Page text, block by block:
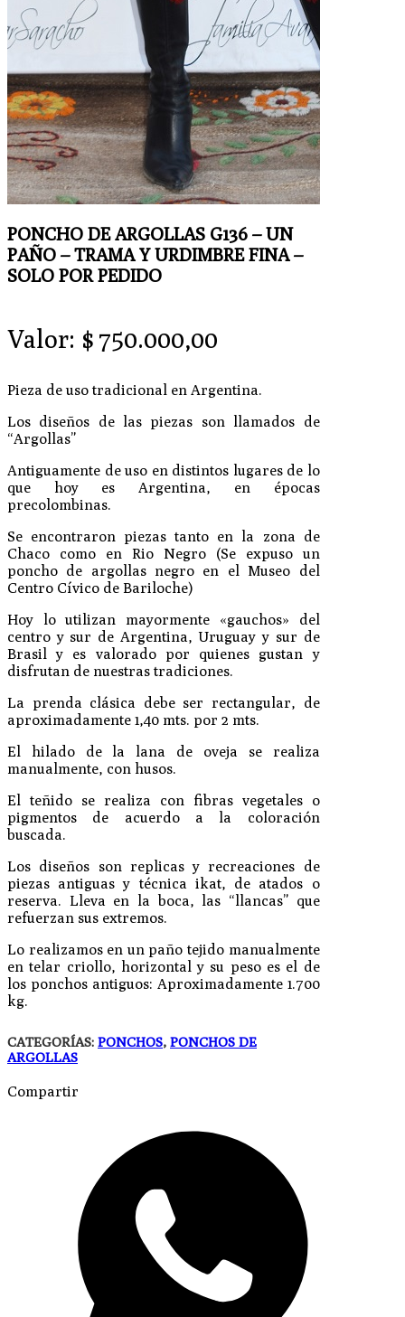
PONCHO DE ARGOLLAS G136 – UN
PAÑO – TRAMA Y URDIMBRE FINA –
SOLO POR PEDIDO
Valor: $ 750.000,00
Pieza de uso tradicional en Argentina.
Los diseños de las piezas son llamados de
“Argollas”
Antiguamente de uso en distintos lugares de lo
que hoy es Argentina, en épocas
precolombinas.
Se encontraron piezas tanto en la zona de
Chaco como en Rio Negro (Se expuso un
poncho de argollas negro en el Museo del
Centro Cívico de Bariloche)
Hoy lo utilizan mayormente «gauchos» del
centro y sur de Argentina, Uruguay y sur de
Brasil y es valorado por quienes gustan y
disfrutan de nuestras tradiciones.
La prenda clásica debe ser rectangular, de
aproximadamente 1,40 mts. por 2 mts.
El hilado de la lana de oveja se realiza
manualmente, con husos.
El teñido se realiza con fibras vegetales o
pigmentos de acuerdo a la coloración
buscada.
Los diseños son replicas y recreaciones de
piezas antiguas y técnica ikat, de atados o
reserva. Lleva en la boca, las “llancas” que
refuerzan sus extremos.
Lo realizamos en un paño tejido manualmente
en telar criollo, horizontal y su peso es el de
los ponchos antiguos: Aproximadamente 1.700
kg.
CATEGORÍAS: PONCHOS, PONCHOS DE
ARGOLLAS
Compartir